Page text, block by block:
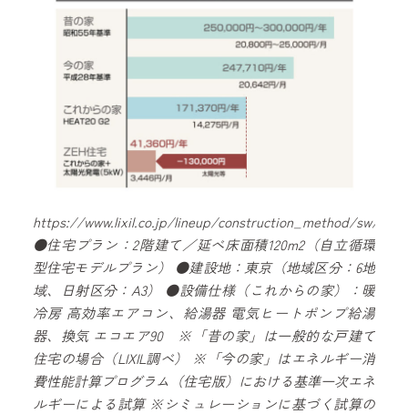
https://www.lixil.co.jp/lineup/construction_method/sw/
●住宅プラン：2階建て／延べ床面積120m2（自立循環
型住宅モデルプラン） ●建設地：東京（地域区分：6地
域、日射区分：A3） ●設備仕様（これからの家）：暖
冷房 高効率エアコン、給湯器 電気ヒートポンプ給湯
器、換気 エコエア90 ※「昔の家」は一般的な戸建て
住宅の場合（LIXIL調べ） ※「今の家」はエネルギー消
費性能計算プログラム（住宅版）における基準一次エネ
ルギーによる試算 ※シミュレーションに基づく試算の